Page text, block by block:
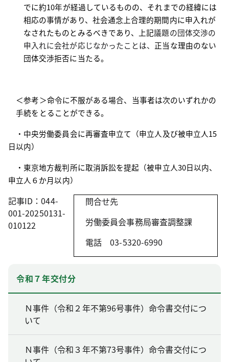
でに約10年が経過しているものの、それまでの経緯には
相応の事情があり、社会通念上合理的期間内に申入れが
なされたものとみるべきであり、上記議題の団体交渉の
申入れに会社が応じなかったことは、 正当な理由のない
団体交渉拒否に当たる。
＜参考＞命令に不服がある場合、当事者は次のいずれかの
手続をとることができる。
・中央労働委員会に再審査申立て（申立人及び被申立人15
日以内）
・東京地方裁判所に取消訴訟を提起（被申立人30日以内、
申立人６か月以内）
問合せ先
労働委員会事務局審査調整課
電話03-5320-6990
記事ID：044-
001-20250131-
010122
令和７年交付分
Ｎ事件（令和２年不第96号事件）命令書交付につ
いて
Ｎ事件（令和３年不第73号事件）命令書交付につ